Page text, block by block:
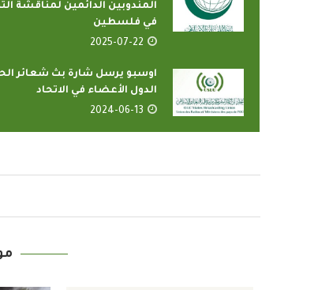
المندوبين الدائمين لمناقشة
في فلسطين
2025-07-22
اوسبو يرسل شارة بث شعائر
الدول الأعضاء في الاتحاد
2024-06-13
بإذاعات وتليفزيونات
بمدينة الإنتاج...
أمين عام منظمة
يدعو الدول